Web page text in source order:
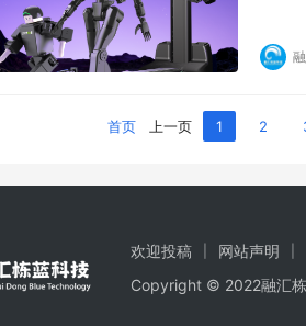
首页 上一页 1 2
欢迎投稿 网站声明
Copyright © 2022融汇